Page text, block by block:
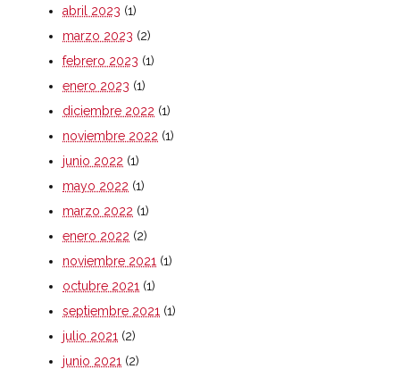
abril 2023 (1)
marzo 2023 (2)
febrero 2023 (1)
enero 2023 (1)
diciembre 2022 (1)
noviembre 2022 (1)
junio 2022 (1)
mayo 2022 (1)
marzo 2022 (1)
enero 2022 (2)
noviembre 2021 (1)
octubre 2021 (1)
septiembre 2021 (1)
julio 2021 (2)
junio 2021 (2)